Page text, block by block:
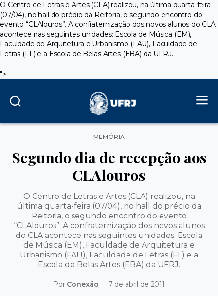
O Centro de Letras e Artes (CLA) realizou, na última quarta-feira
(07/04), no hall do prédio da Reitoria, o segundo encontro do
evento “CLAlouros”. A confraternização dos novos alunos do CLA
acontece nas seguintes unidades: Escola de Música (EM),
Faculdade de Arquitetura e Urbanismo (FAU), Faculdade de
Letras (FL) e a Escola de Belas Artes (EBA) da UFRJ.
">
Categorias
MEMÓRIA
Segundo dia de recepção aos
CLAlouros
O Centro de Letras e Artes (CLA) realizou, na
última quarta-feira (07/04), no hall do prédio da
Reitoria, o segundo encontro do evento
“CLAlouros”. A confraternização dos novos alunos
do CLA acontece nas seguintes unidades: Escola
de Música (EM), Faculdade de Arquitetura e
Urbanismo (FAU), Faculdade de Letras (FL) e a
Escola de Belas Artes (EBA) da UFRJ.
Por Conexão 7 de abril de 2011